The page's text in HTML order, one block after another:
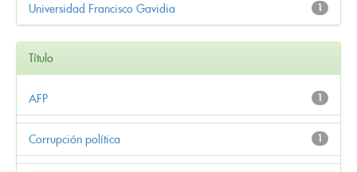
1
Universidad Francisco Gavidia
Título
1
AFP
1
Corrupción política